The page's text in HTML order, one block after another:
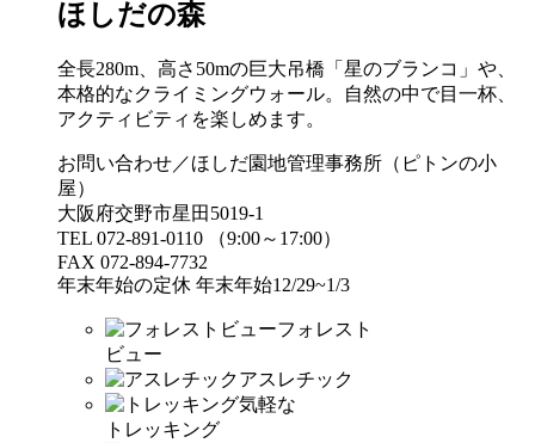
ほしだの森
全長280m、高さ50mの巨大吊橋「星のブランコ」や、
本格的なクライミングウォール。自然の中で目一杯、
アクティビティを楽しめます。
お問い合わせ／ほしだ園地管理事務所（ピトンの小
屋）
大阪府交野市星田5019-1
TEL 072-891-0110 （9:00～17:00）
FAX 072-894-7732
年末年始の定休 年末年始12/29~1/3
フォレスト
ビュー
アスレチック
気軽な
トレッキング